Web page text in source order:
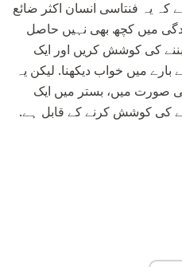
کہ یہ فنتاسی انسان اکثر ضائع
میں کچھ بھی نہیں حاصل
کی کوشش کریں اور ایک
میں خواب دیکھنا. لیکن یہ
صورت میں، بستر میں ایک
کی کوشش کرنے کے قابل ہے.